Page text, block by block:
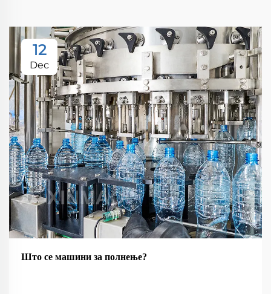
12
Dec
Што се машини за полнење?